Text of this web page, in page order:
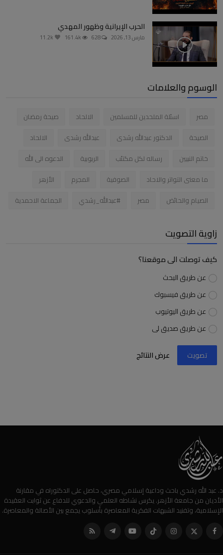
الحرب الإيرانية وظهور المهدي
مارس 13, 2026
الوسوم والعلامات
مصر اسئلة الملحدين للمسلمين الالحاد
صيحة رمضان
الصيحة
الدكتور عبدالله رشدى عبدالله رشدى
الالحاد
خاتم النبيين
رساله لكل مكتئب الربوبية
الدعوه الى الله
ما معنى التواتر والاحاد
الصوفية المجرم
الأزهر
الصيام والحائض
مصر #عبدالله_رشدي الجماعة الاحمدية
زاوية التصويت
كيف توصلت الى موقعنا؟
عن طريق البحث
عن طريق فيسبوك
عن طريق اليوتيوب
عن طريق صديق لى
تصويت عرض النتائج
د. عبد الله رشدي باحث وداعية إسلامي مصري، حاصل على الدكتوراه في مقارنة
الأديان من جامعة الأزهر. يكرس نشاطه العلمي والدعوي للدفاع عن ثوابت العقيدة
الإسلامية، وتفنيد الشبهات الفكرية المعاصرة بأسلوب يجمع بين الأصالة والمعاصرة.